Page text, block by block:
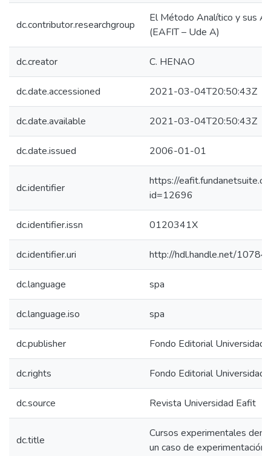
dc.contributor.researchgroup
El Método Analítico y sus
(EAFIT – Ude A)
dc.creator C. HENAO
dc.date.accessioned 2021-03-04T20:50:43Z
dc.date.available 2021-03-04T20:50:43Z
dc.date.issued 2006-01-01
dc.identifier
https://
id=12696
dc.identifier.issn 0120341X
dc.identifier.uri http://hdl.handle.net/
dc.language spa
dc.language.iso spa
dc.publisher Fondo Editorial Universidad
dc.rights Fondo Editorial Universidad
dc.source Revista Universidad Eafit
dc.title
Cursos experimentales
un caso de